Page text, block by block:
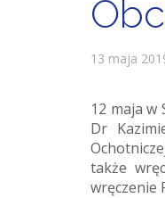
13 maja
12 maja w
Dr
także
wręczenie